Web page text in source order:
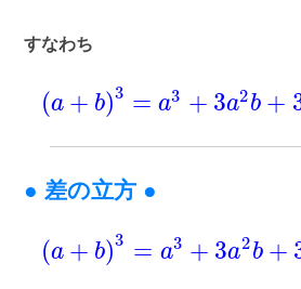
SPI 学習法
すなわち
(a + b)3 = a3 + 3a2b +
● 差の立方 ●
(a + b)3 = a3 + 3a2b +